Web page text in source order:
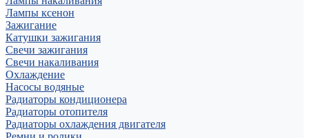
Лампы ксенон
Зажигание
Катушки зажигания
Свечи зажигания
Свечи накаливания
Охлаждение
Насосы водяные
Радиаторы кондиционера
Радиаторы отопителя
Радиаторы охлаждения двигателя